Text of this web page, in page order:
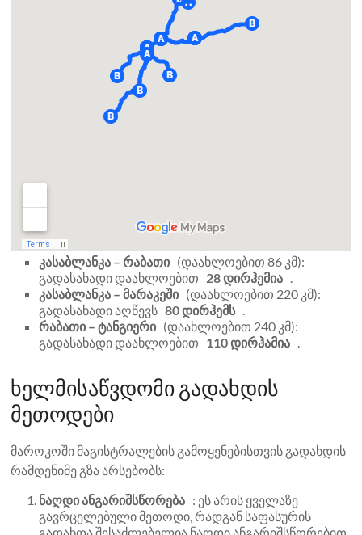
კასაბლანკა – რაბათი (დაახლოებით 86 კმ):
გადასახადი დაახლოებით 28 დირჰემია .
კასაბლანკა – მარაკეში (დაახლოებით 220 კმ):
გადასახადი აღწევს80 დირჰემს.
რაბათი – ტანგიერი (დაახლოებით 240 კმ):
გადასახადი დაახლოებით 110 დირჰამია .
ხელმისაწვდომი გადახდის
მეთოდები
მაროკოში მაგისტრალების გამოყენებისთვის გადახდის
რამდენიმე გზა არსებობს:
ნაღდი ანგარიშსწორება : ეს არის ყველაზე
გავრცელებული მეთოდი, რადგან საფასურის